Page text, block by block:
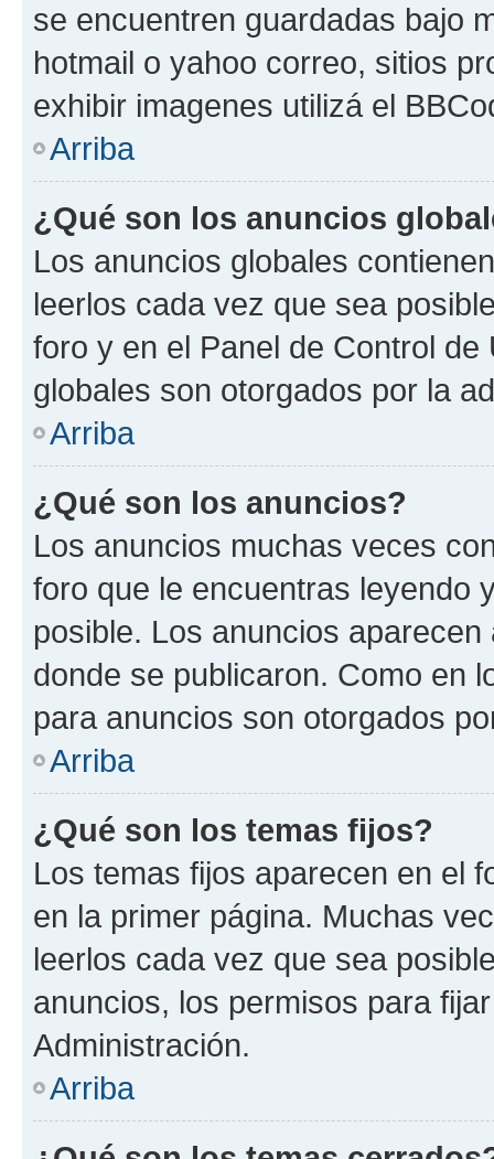
se encuentren guardadas bajo
hotmail o yahoo correo, sitios
exhibir imagenes utilizá el
Arriba
¿Qué son los anuncios
Los anuncios globales
leerlos cada vez que sea
foro y en el Panel de Control
globales son otorgados por la
Arriba
¿Qué son los anuncios?
Los anuncios muchas veces
foro que le encuentras leyendo
posible. Los anuncios
donde se publicaron. Como en
para anuncios son otorgados
Arriba
¿Qué son los temas fijos?
Los temas fijos aparecen en el
en la primer página. Muchas
leerlos cada vez que sea
anuncios, los permisos para
Administración.
Arriba